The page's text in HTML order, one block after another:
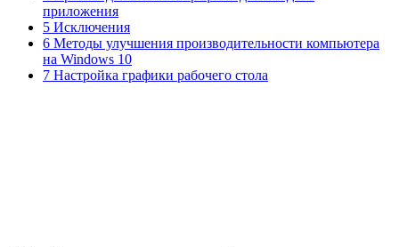
приложения
5 Исключения
6 Методы улучшения производительности компьютера
на Windows 10
7 Настройка графики рабочего стола